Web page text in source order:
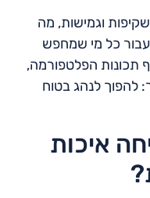
וגמישות, מה
כל מי שמחפש
תכונות הפלטפורמה,
להפוך לנהג בטוח
איכות